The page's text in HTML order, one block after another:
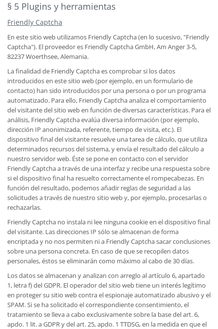
§ 5 Plugins y herramientas
Friendly Captcha
En este sitio web utilizamos Friendly Captcha (en lo sucesivo, "Friendly
Captcha"). El proveedor es Friendly Captcha GmbH, Am Anger 3-5,
82237 Woerthsee, Alemania.
La finalidad de Friendly Captcha es comprobar si los datos
introducidos en este sitio web (por ejemplo, en un formulario de
contacto) han sido introducidos por una persona o por un programa
automatizado. Para ello, Friendly Captcha analiza el comportamiento
del visitante del sitio web en función de diversas características. Para el
análisis, Friendly Captcha evalúa diversa información (por ejemplo,
dirección IP anonimizada, referente, tiempo de visita, etc.). El
dispositivo final del visitante resuelve una tarea de cálculo, que utiliza
determinados recursos del sistema, y envía el resultado del cálculo a
nuestro servidor web. Éste se pone en contacto con el servidor
Friendly Captcha a través de una interfaz y recibe una respuesta sobre
si el dispositivo final ha resuelto correctamente el rompecabezas. En
función del resultado, podemos añadir reglas de seguridad a las
solicitudes a través de nuestro sitio web y, por ejemplo, procesarlas o
rechazarlas.
Friendly Captcha no instala ni lee ninguna cookie en el dispositivo final
del visitante. Las direcciones IP sólo se almacenan de forma
encriptada y no nos permiten ni a Friendly Captcha sacar conclusiones
sobre una persona concreta. En caso de que se recopilen datos
personales, éstos se eliminarán como máximo al cabo de 30 días.
Los datos se almacenan y analizan con arreglo al artículo 6, apartado
1, letra f) del GDPR. El operador del sitio web tiene un interés legítimo
en proteger su sitio web contra el espionaje automatizado abusivo y el
SPAM. Si se ha solicitado el correspondiente consentimiento, el
tratamiento se lleva a cabo exclusivamente sobre la base del art. 6,
apdo. 1 lit. a GDPR y del art. 25, apdo. 1 TTDSG, en la medida en que el